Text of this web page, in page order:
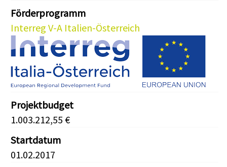
Förderprogramm
Interreg V-A Italien-Österreich
Projektbudget
1.003.212,55 €
Startdatum
01.02.2017